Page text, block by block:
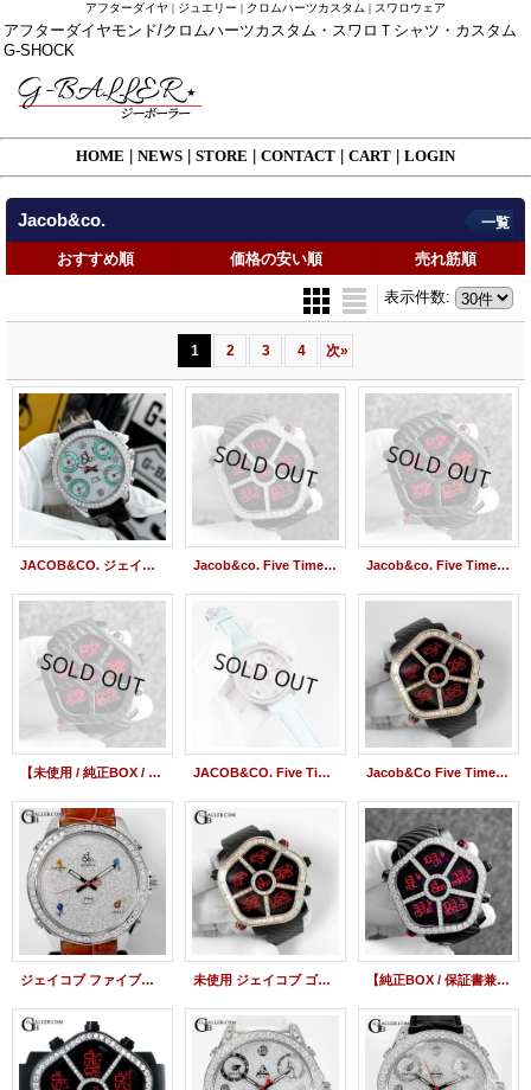
アフターダイヤ | ジュエリー | クロムハーツカスタム | スワロウェア
アフターダイヤモンド/クロムハーツカスタム・スワロＴシャツ・カスタム
G-SHOCK
HOME NEWS STORE CONTACT CART LOGIN
Jacob&co. 一覧
おすすめ順 価格の安い順 売れ筋順
表示件数:
1 2 3 4 次»
JACOB&CO. ジェイコブ アフターダイヤ ファイブタイムゾーン 47mm グリーンシェル 文字盤製作 パヴェダイヤモンド Jacob&co. Five Time Zone Ghost JC-GST-CBN Diamond Bezel Jacob&co. Five Time Zone Ghost JC-GST-CBN
【未使用 / 純正BOX / 保証書兼取扱説明書】JACOB&CO ジェイコブ ゴースト ファイブタイムゾーン JC-GST-CBN | 240222 JACOB&CO. Five Time Zone JC-42DA Diamond Mother of pearl 47mm QZ Jacob&Co Five Time Zone Ghost Baguette Diamond bezel JC-GST-CBN Black Rubber
ジェイコブ ファイブタイムゾーン アフターダイヤ 47mm ベゼル バックル ダイヤ加工 未使用 ジェイコブ ゴースト 18KPG バゲットダイヤベゼル JACOB&Co GHOST 黒 【純正BOX / 保証書兼取扱説明書 / 交換用ベゼル】JACOB&CO ジェイコブ ゴースト ファイブタイムゾーン ダイヤベゼル JC-GST-CBN/24228